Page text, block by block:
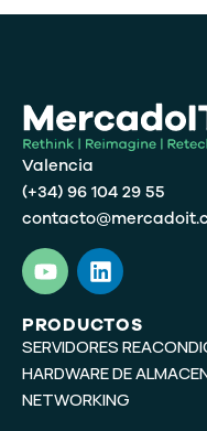
Valencia
(+34) 96 104 29 55
Y
o
u
t
u
b
e
L
i
n
k
e
d
i
PRODUCTOS
SERVIDORES
HARDWARE DE
NETWORKING